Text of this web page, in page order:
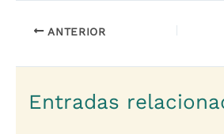
ANTERIOR
Entradas